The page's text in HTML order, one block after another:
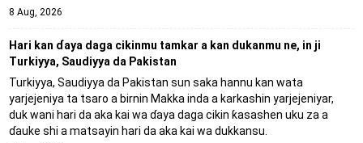
8 Aug, 2026
Hari kan ɗaya daga cikinmu tamkar a kan dukanmu ne, in ji
Turkiyya, Saudiyya da Pakistan
Turkiyya, Saudiyya da Pakistan sun saka hannu kan wata
yarjejeniya ta tsaro a birnin Makka inda a karkashin yarjejeniyar,
duk wani hari da aka kai wa ɗaya daga cikin ƙasashen uku za a
ɗauke shi a matsayin hari da aka kai wa dukkansu.